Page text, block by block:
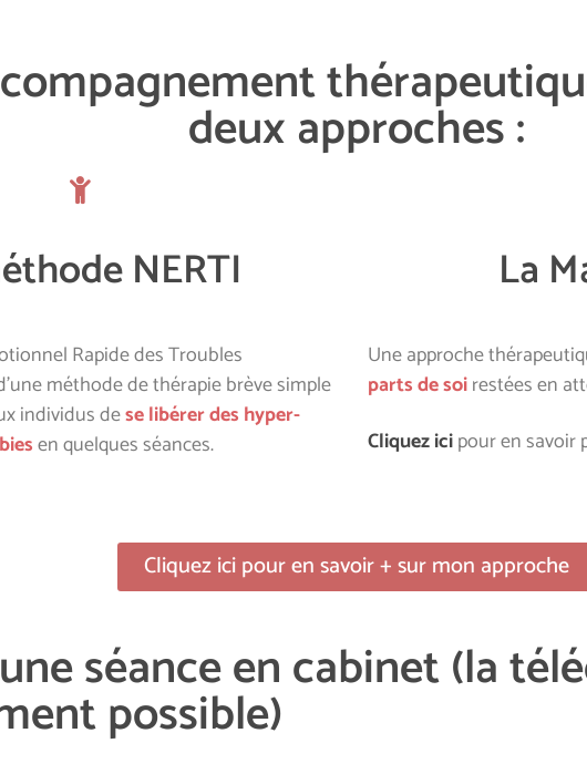
deux approches :
NERTI
Rapide des Troubles
méthode de thérapie brève simple
individus dese libérer des hyper-
en quelques séances.
La
Une approche
parts de soirestées en
Cliquez icipour en savoir
Cliquez ici pour en savoir + sur mon approche
séance en cabinet (la
possible)